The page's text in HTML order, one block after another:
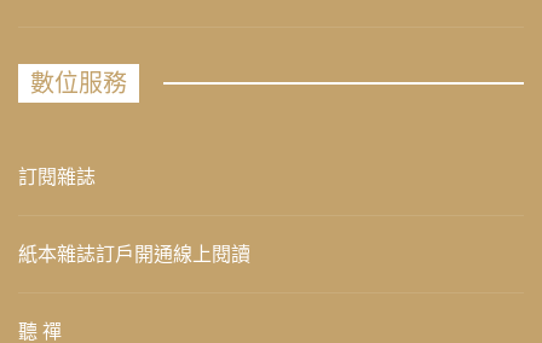
數位服務
訂閱雜誌
紙本雜誌訂戶開通線上閱讀
聽 禪